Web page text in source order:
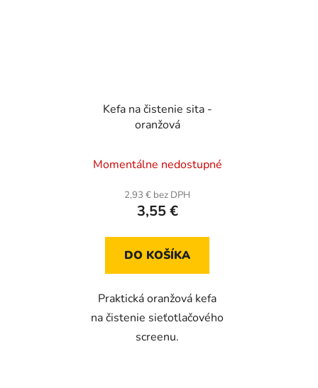
Kefa na čistenie sita -
oranžová
Momentálne nedostupné
2,93 € bez DPH
3,55 €
DO KOŠÍKA
Praktická oranžová kefa
na čistenie sieťotlačového
screenu.